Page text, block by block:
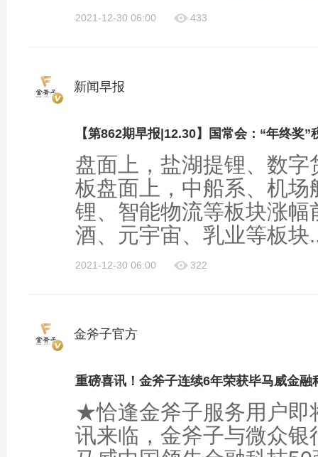
2021-12-30 06:00 433
新闻早报
盘面上，盐湖提锂、数
板盘面上，中船系、机
锂、智能物流等板块涨
酒、元宇宙、乳业等板块
2021-12-30 06:00 322
金斧子官方
★恰逢金斧子服务用户即
讯来临，金斧子与微众